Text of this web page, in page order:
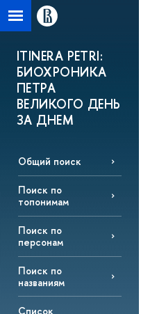
ITINERA PETRI:
БИОХРОНИКА
ПЕТРА
ВЕЛИКОГО ДЕНЬ
ЗА ДНЕМ
Общий поиск
Поиск по
топонимам
Поиск по
персонам
Поиск по
названиям
Список